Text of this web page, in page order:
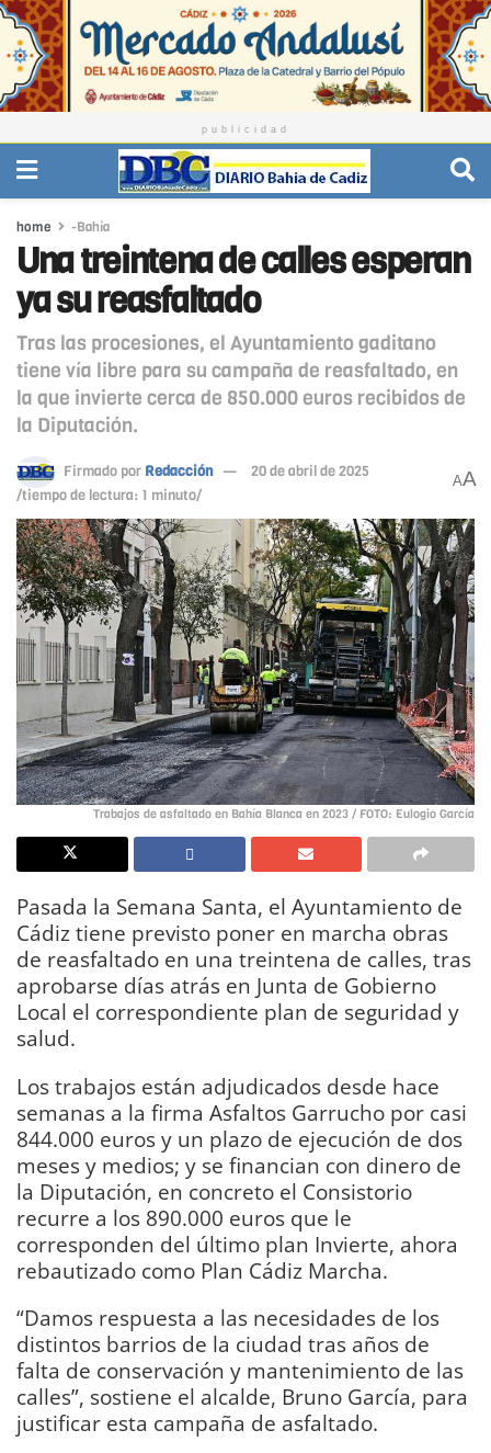
publicidad
home -Bahía
Una treintena de calles esperan
ya su reasfaltado
Tras las procesiones, el Ayuntamiento gaditano
tiene vía libre para su campaña de reasfaltado, en
la que invierte cerca de 850.000 euros recibidos de
la Diputación.
Firmado por Redacción
20 de abril de 2025
/tiempo de lectura: 1 minuto/
AA
Trabajos de asfaltado en Bahía Blanca en 2023 / FOTO: Eulogio García
Pasada la Semana Santa, el Ayuntamiento de
Cádiz tiene previsto poner en marcha obras
de reasfaltado en una treintena de calles, tras
aprobarse días atrás en Junta de Gobierno
Local el correspondiente plan de seguridad y
salud.
Los trabajos están adjudicados desde hace
semanas a la firma Asfaltos Garrucho por casi
844.000 euros y un plazo de ejecución de dos
meses y medios; y se financian con dinero de
la Diputación, en concreto el Consistorio
recurre a los 890.000 euros que le
corresponden del último plan Invierte, ahora
rebautizado como Plan Cádiz Marcha.
“Damos respuesta a las necesidades de los
distintos barrios de la ciudad tras años de
falta de conservación y mantenimiento de las
calles”, sostiene el alcalde, Bruno García, para
justificar esta campaña de asfaltado.